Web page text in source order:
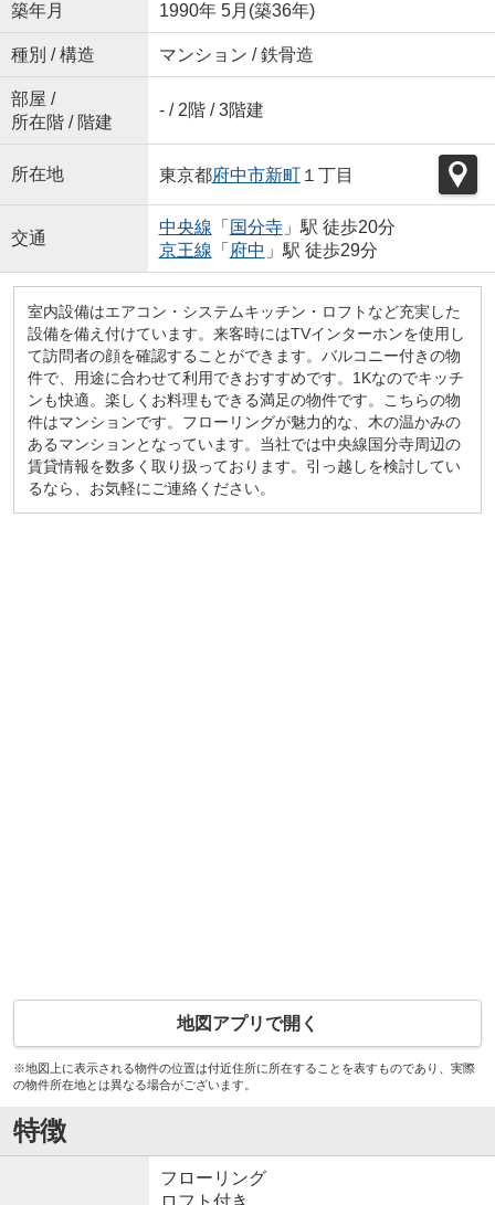
築年月 1990年 5月(築36年)
種別 / 構造 マンション / 鉄骨造
部屋 /
所在階 / 階建
- / 2階 / 3階建
所在地 東京都府中市新町１丁目
交通
中央線 「 国分寺」駅 徒歩20分
京王線 「 府中 」駅 徒歩29分
室内設備はエアコン・システムキッチン・ロフトなど充実した
設備を備え付けています。来客時にはTVインターホンを使用し
て訪問者の顔を確認することができます。バルコニー付きの物
件で、用途に合わせて利用できおすすめです。1Kなのでキッチ
ンも快適。楽しくお料理もできる満足の物件です。こちらの物
件はマンションです。フローリングが魅力的な、木の温かみの
あるマンションとなっています。当社では中央線国分寺周辺の
賃貸情報を数多く取り扱っております。引っ越しを検討してい
るなら、お気軽にご連絡ください。
地図アプリで開く
※地図上に表示される物件の位置は付近住所に所在することを表すものであり、実際
の物件所在地とは異なる場合がございます。
特徴
フローリング
ロフト付き